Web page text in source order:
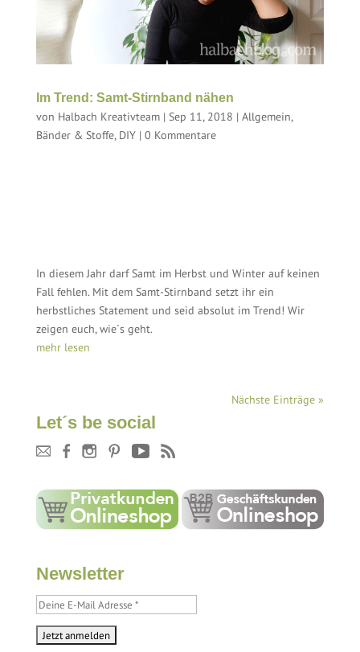
Im Trend: Samt-Stirnband nähen
von Halbach Kreativteam| Sep 11, 2018 | Allgemein,
Bänder & Stoffe, DIY| 0 Kommentare
In diesem Jahr darf Samt im Herbst und Winter auf keinen
Fall fehlen. Mit dem Samt-Stirnband setzt ihr ein
herbstliches Statement und seid absolut im Trend! Wir
zeigen euch, wie´s geht.
mehr lesen
Nächste Einträge »
Let´s be social
Newsletter